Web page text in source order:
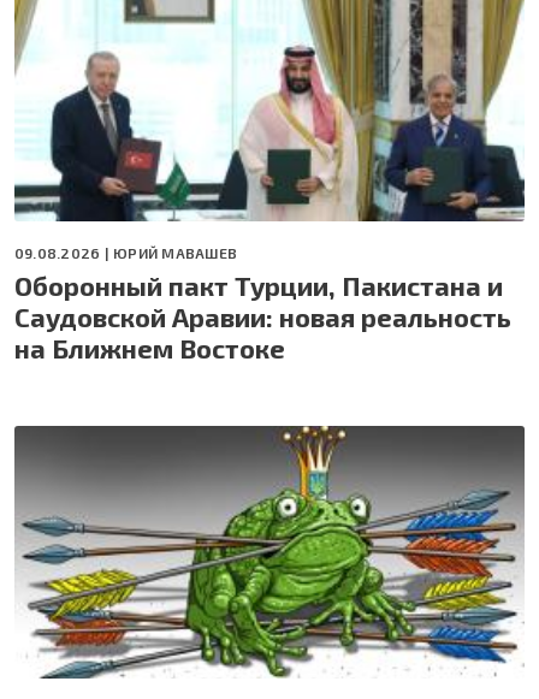
09.08.2026 | ЮРИЙ МАВАШЕВ
Оборонный пакт Турции, Пакистана и
Саудовской Аравии: новая реальность
на Ближнем Востоке